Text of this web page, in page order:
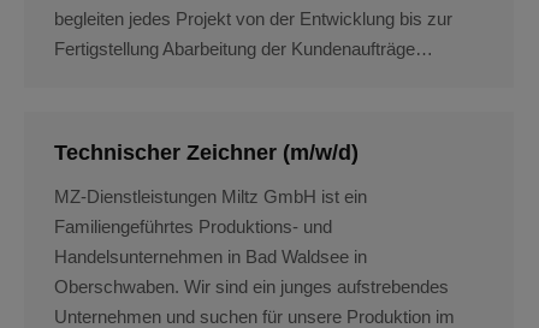
begleiten jedes Projekt von der Entwicklung bis zur
Fertigstellung Abarbeitung der Kundenaufträge…
Technischer Zeichner (m/w/d)
MZ-Dienstleistungen Miltz GmbH ist ein
Familiengeführtes Produktions- und
Handelsunternehmen in Bad Waldsee in
Oberschwaben. Wir sind ein junges aufstrebendes
Unternehmen und suchen für unsere Produktion im